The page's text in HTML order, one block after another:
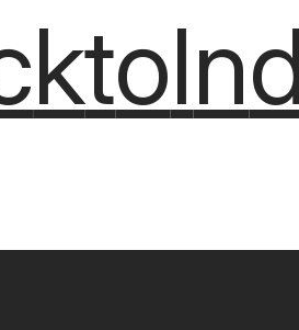
kto
to
toIn